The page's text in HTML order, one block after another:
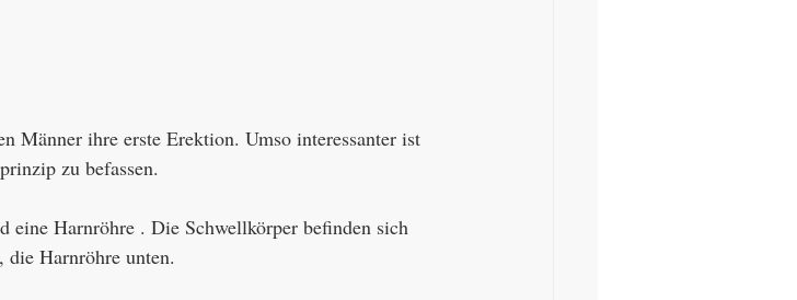
Männer ihre erste Erektion. Umso interessanter ist
zu befassen.
eine Harnröhre . Die Schwellkörper befinden sich
die Harnröhre unten.